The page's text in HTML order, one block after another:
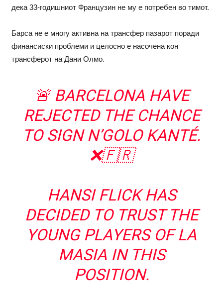
дека 33-годишниот Французин не му е потребен во тимот.
Барса не е многу активна на трансфер пазарот поради
финансиски проблеми и целосно е насочена кон
трансферот на Дани Олмо.
🚨 BARCELONA HAVE
REJECTED THE CHANCE
TO SIGN N’GOLO KANTÉ.
❌🇫🇷
HANSI FLICK HAS
DECIDED TO TRUST THE
YOUNG PLAYERS OF LA
MASIA IN THIS
POSITION.